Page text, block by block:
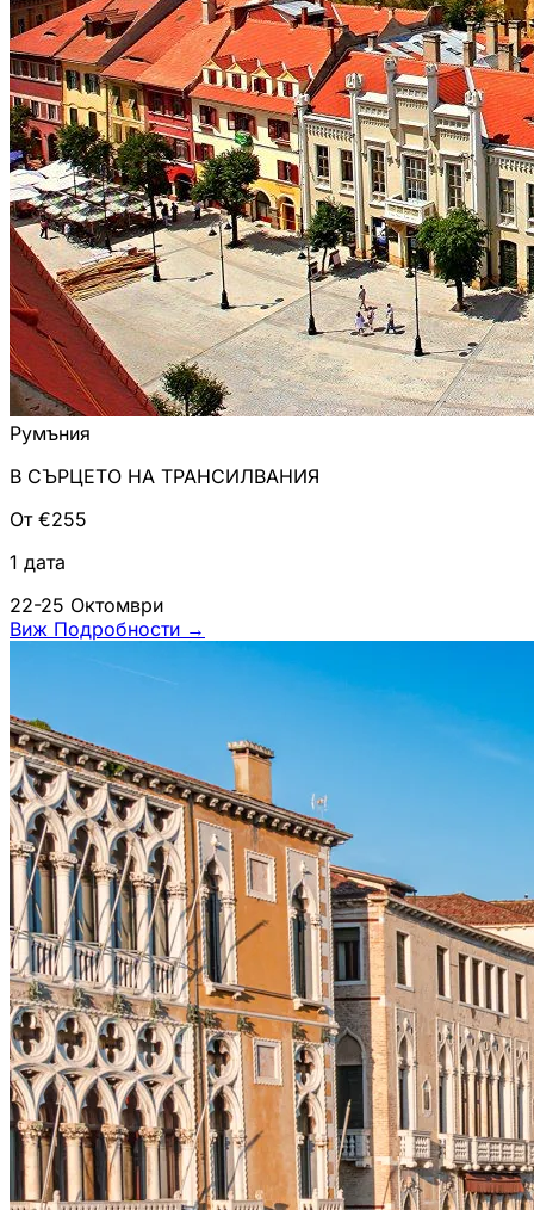
Румъния
В СЪРЦЕТО НА ТРАНСИЛВАНИЯ
От €255
1 дата
22-25 Октомври
Виж Подробности →